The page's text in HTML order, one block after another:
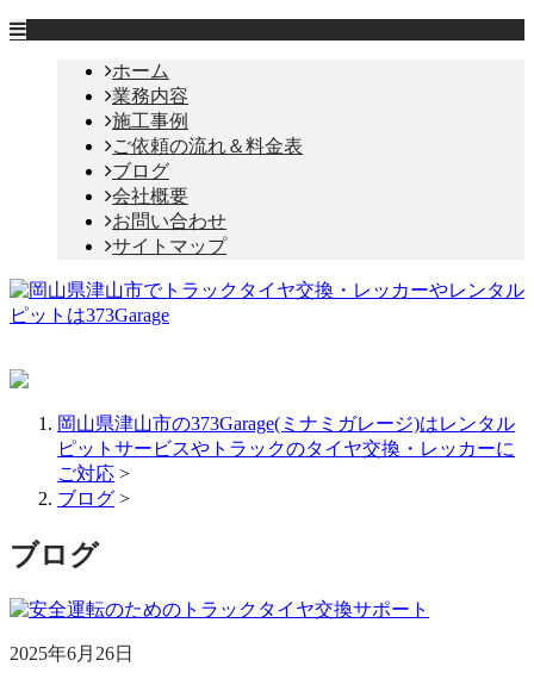
ホーム
業務内容
施工事例
ご依頼の流れ＆料金表
ブログ
会社概要
お問い合わせ
サイトマップ
岡山県津山市の373Garage(ミナミガレージ)はレンタル
ピットサービスやトラックのタイヤ交換・レッカーに
ご対応 >
ブログ >
ブログ
2025年6月26日